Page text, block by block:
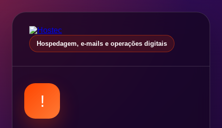
Hospedagem, e-mails e operações digitais
!